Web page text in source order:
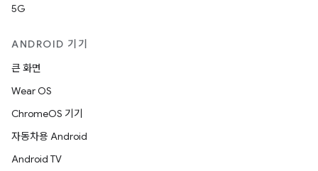
5G
ANDROID 기기
큰 화면
Wear OS
ChromeOS 기기
자동차용 Android
Android TV